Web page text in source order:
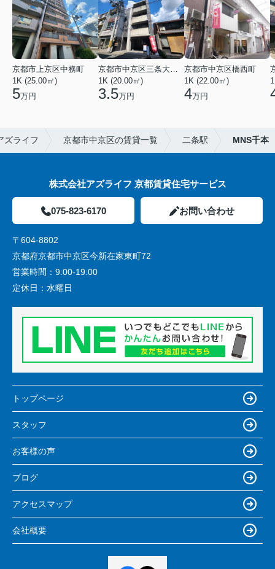
京都市上京区中務町
1K (25.00㎡)
5万円
京都市中京区三条大宮町
1K (20.00㎡)
3.5万円
京都市中京区橋西町
1K (22.00㎡)
4万円
ズライフ 京都市中京区の賃貸一覧 二条駅 MNS千本
株式会社アズライフ 京都賃貸住宅サービス
075-823-6170 お問い合わせ
〒604-8802
京都府京都市中京区今新在家東町72
営業時間： 9:00-19:00
定休日： 水曜日
トップページ
スタッフ
お客様の声
ブログ
アクセスマップ
会社概要